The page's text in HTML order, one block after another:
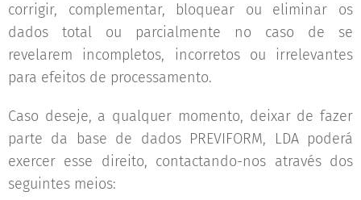
corrigir, complementar, bloquear ou eliminar os
dados total ou parcialmente no caso de se
revelarem incompletos, incorretos ou irrelevantes
para efeitos de processamento.
Caso deseje, a qualquer momento, deixar de fazer
parte da base de dados PREVIFORM, LDA poderá
exercer esse direito, contactando-nos através dos
seguintes meios: